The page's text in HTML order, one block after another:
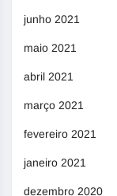
junho 2021
maio 2021
abril 2021
março 2021
fevereiro 2021
janeiro 2021
dezembro 2020